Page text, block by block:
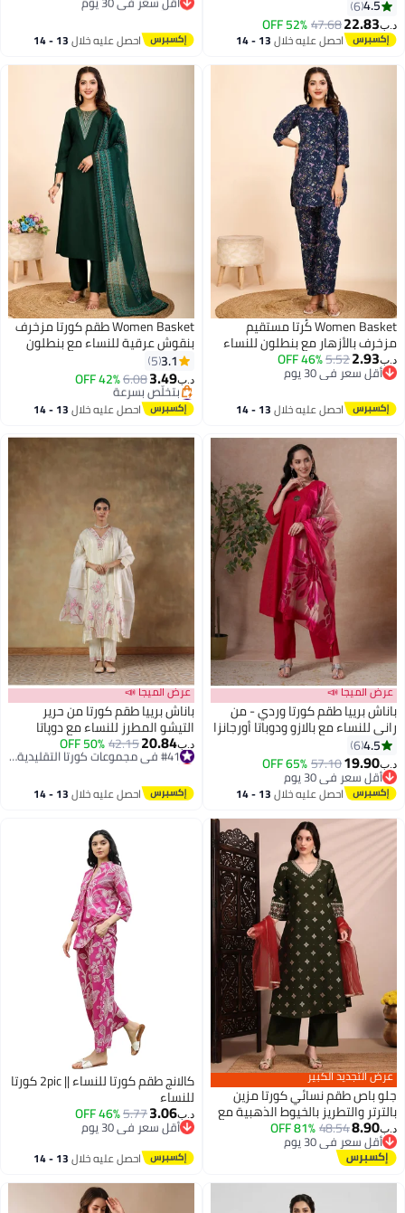
13
هندية للمناسبات الاحتفالية
4.5
6
د.ب‏22.83
47.68
52% OFF
احصل عليه خلال 13 - 14
اغسطس
أقل سعر في 30 يوم
احصل عليه خلال 13 - 14
اغسطس
Women Basket كُرتا مستقيم
مزخرف بالأزهار مع بنطلون للنساء
د.ب‏2.93
5.52
46% OFF
أقل سعر في 30 يوم
احصل عليه خلال 13 - 14
Women Basket طقم كورتا مزخرف
بنقوش عرقية للنساء مع بنطلون
ودوبتة
3.1
5
د.ب‏3.49
6.08
42% OFF
أقل سعر في السنة
بتخلّص بسرعة
#17 في مجموعات كورتا التقليدية النسائية
احصل عليه خلال 13 - 14
13
عرض الميجا 📣
باناش برييا طقم كورتا وردي - من
راني للنساء مع بالازو ودوباتا أورجانزا
4.5
6
د.ب‏19.90
57.10
65% OFF
أقل سعر في 30 يوم
أقل سعر في 30 يوماحصل عليه خلال 13 - 14
عرض الميجا 📣
باناش برييا طقم كورتا من حرير
التيشو المطرز للنساء مع دوپاتا
وبنطال | أزياء هندية تقليدية | بدلة
سلوار | للزفاف والمناسبات والحفلات
د.ب‏20.84
42.15
50% OFF أقل سعر في 7 يوم
احصل عليه خلال 13 - 14
عرض التجديد الكبير
جلو باص طقم نسائي كورتا مزين
بالترتر والتطريز بالخيوط الذهبية مع
بنطلون ودوباتا شبكية
د.ب‏8.90
48.54
81% OFF
أقل سعر في 30 يوم
أقل سعر في 30 يوم
2
كالانج طقم كورتا للنساء || 2pic كورتا
للنساء
د.ب‏3.06
5.77
46% OFF
أقل سعر في 30 يوم
أقل سعر في 30 يوم
احصل عليه خلال 13 - 14